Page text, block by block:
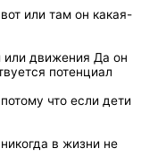
или там он какая-
или движения Да он
потенциал
что если дети
в жизни не